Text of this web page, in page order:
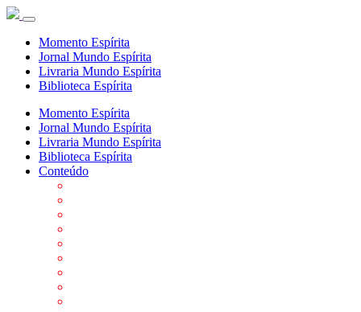
Momento Espírita
Jornal Mundo Espírita
Livraria Mundo Espírita
Biblioteca Espírita
Momento Espírita
Jornal Mundo Espírita
Livraria Mundo Espírita
Biblioteca Espírita
Conteúdo